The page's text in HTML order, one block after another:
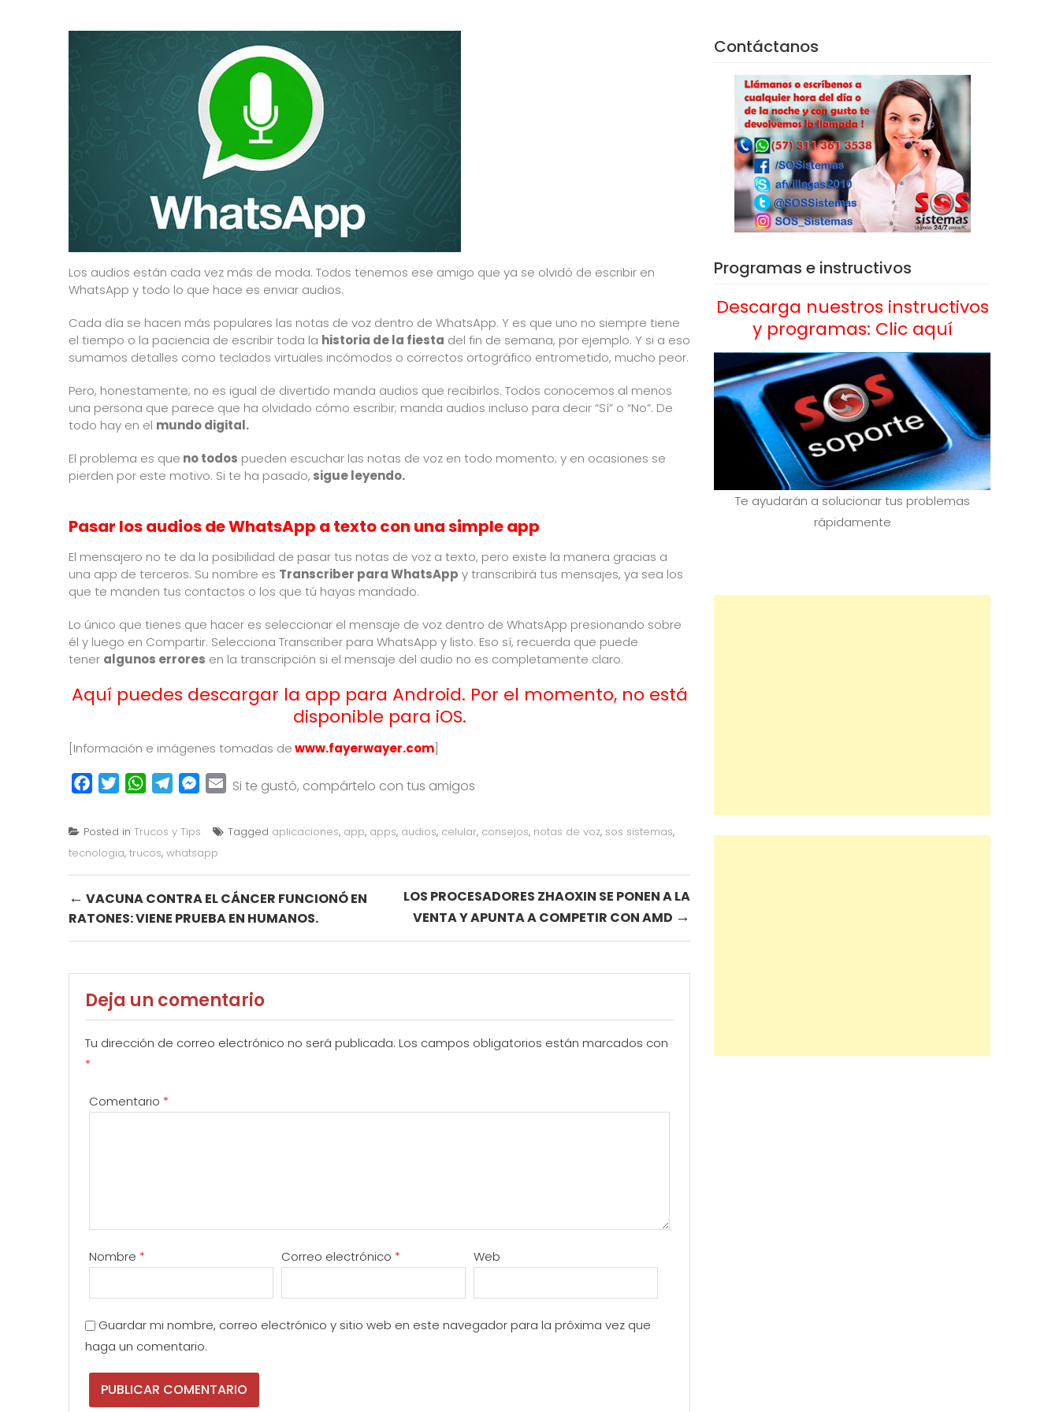
Los audios están cada vez más de moda. Todos tenemos ese amigo que ya se olvidó de escribir en
WhatsApp y todo lo que hace es enviar audios.
Cada día se hacen más populares las notas de voz dentro de WhatsApp. Y es que uno no siempre tiene
el tiempo o la paciencia de escribir toda la historia de la fiesta del fin de semana, por ejemplo. Y si a eso
sumamos detalles como teclados virtuales incómodos o correctos ortográfico entrometido, mucho peor.
Pero, honestamente; no es igual de divertido manda audios que recibirlos. Todos conocemos al menos
una persona que parece que ha olvidado cómo escribir; manda audios incluso para decir “Sí” o “No”. De
todo hay en el mundo digital.
El problema es que no todos pueden escuchar las notas de voz en todo momento; y en ocasiones se
pierden por este motivo. Si te ha pasado, sigue leyendo.
Pasar los audios de WhatsApp a texto con una simple app
El mensajero no te da la posibilidad de pasar tus notas de voz a texto, pero existe la manera gracias a
una app de terceros. Su nombre es Transcriber para WhatsApp y transcribirá tus mensajes, ya sea los
que te manden tus contactos o los que tú hayas mandado.
Lo único que tienes que hacer es seleccionar el mensaje de voz dentro de WhatsApp presionando sobre
él y luego en Compartir. Selecciona Transcriber para WhatsApp y listo. Eso sí, recuerda que puede
tener algunos errores en la transcripción si el mensaje del audio no es completamente claro.
Aquí puedes descargar la app para Android. Por el momento, no está
disponible para iOS.
[Información e imágenes tomadas dewww.fayerwayer.com]
FacebookTwitterWhatsApp
TelegramMessenger
Email
Si te gustó, compártelo con tus amigos
Posted in Trucos y Tips Tagged aplicaciones, app, apps, audios, celular, consejos, notas de voz, sos sistemas,
tecnologia, trucos, whatsapp
Post
navigation
← VACUNA CONTRA EL CÁNCER FUNCIONÓ EN
RATONES: VIENE PRUEBA EN HUMANOS.
LOS PROCESADORES ZHAOXIN SE PONEN A LA
VENTA Y APUNTA A COMPETIR CON AMD →
Deja un comentario
Tu dirección de correo electrónico no será publicada. Los campos obligatorios están marcados con
*
Comentario *
Nombre * Correo electrónico * Web
Guardar mi nombre, correo electrónico y sitio web en este navegador para la próxima vez que
haga un comentario.
Contáctanos
Programas e instructivos
Descarga nuestros instructivos
y programas: Clic aquí
Te ayudarán a solucionar tus problemas
rápidamente